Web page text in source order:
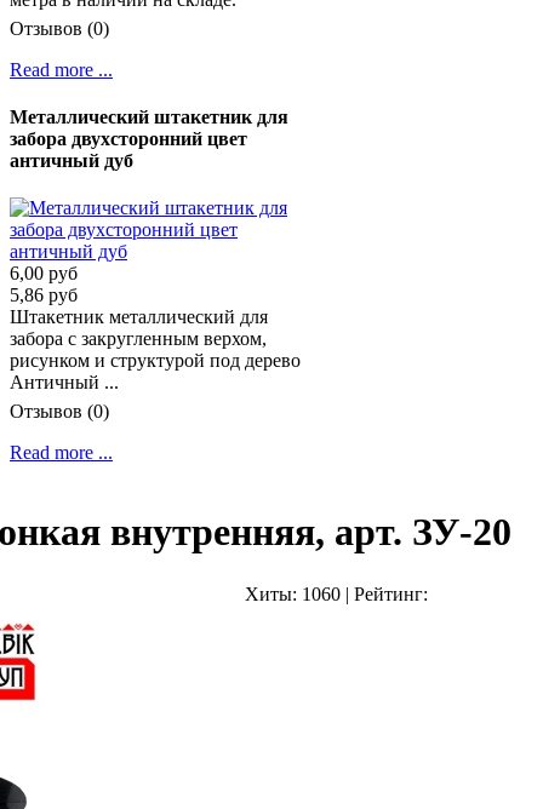
Отзывов (0)
Read more ...
Металлический штакетник для
забора двухсторонний цвет
античный дуб
6,00 руб
5,86 руб
Штакетник металлический для
забора с закругленным верхом,
рисунком и структурой под дерево
Античный ...
Отзывов (0)
Read more ...
внутренняя, арт. ЗУ-20
Хиты: 1060 | Рейтинг: